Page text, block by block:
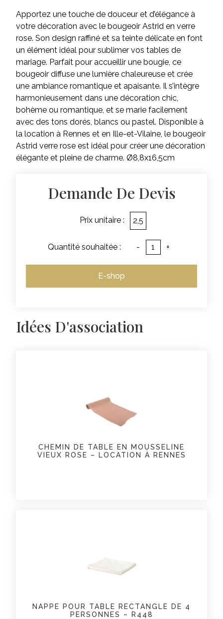
Apportez une touche de douceur et d’élégance à
votre décoration avec le bougeoir Astrid en verre
rose. Son design raffiné et sa teinte délicate en font
un élément idéal pour sublimer vos tables de
mariage. Parfait pour accueillir une bougie, ce
bougeoir diffuse une lumière chaleureuse et crée
une ambiance romantique et apaisante. Il s’intègre
harmonieusement dans une décoration chic,
bohème ou romantique, et se marie facilement
avec des tons dorés, blancs ou pastel. Disponible à
la location à Rennes et en Ille-et-Vilaine, le bougeoir
Astrid verre rose est idéal pour créer une décoration
élégante et pleine de charme. Ø8,8x16,5cm
Demande De Devis
Prix unitaire : 2,5
Quantité souhaitée : - +
E-shop
Idées D'association
CHEMIN DE TABLE EN MOUSSELINE
VIEUX ROSE – LOCATION À RENNES
NAPPE POUR TABLE RECTANGLE DE 4
PERSONNES – R448